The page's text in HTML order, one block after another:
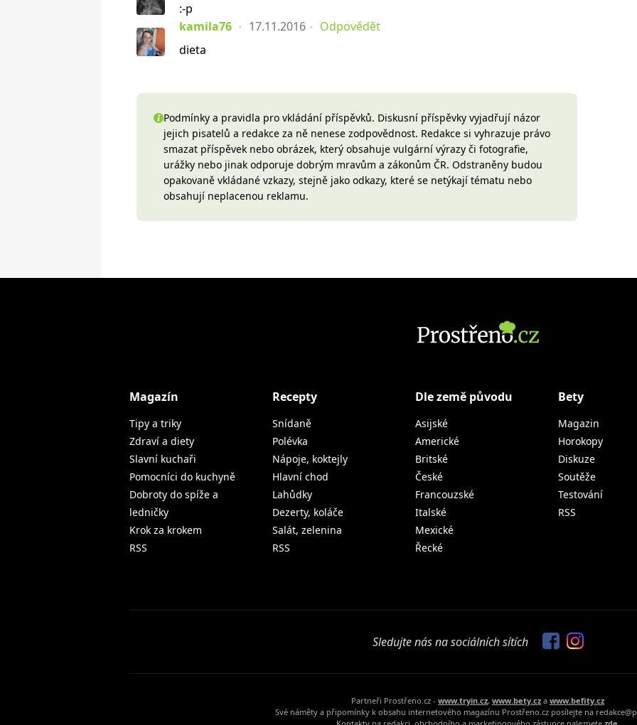
:-p
kamila76
17.11.2016
Odpovědět
dieta
Podmínky a pravidla pro vkládání příspěvků. Diskusní příspěvky vyjadřují názor
jejich pisatelů a redakce za ně nenese zodpovědnost. Redakce si vyhrazuje právo
smazat příspěvek nebo obrázek, který obsahuje vulgární výrazy či fotografie,
urážky nebo jinak odporuje dobrým mravům a zákonům ČR. Odstraněny budou
opakovaně vkládané vzkazy, stejně jako odkazy, které se netýkají tématu nebo
obsahují neplacenou reklamu.
Magazín
Tipy a triky
Zdraví a diety
Slavní kuchaři
Pomocníci do kuchyně
Dobroty do spíže a
ledničky
Krok za krokem
RSS
Recepty
Snídaně
Polévka
Nápoje, koktejly
Hlavní chod
Lahůdky
Dezerty, koláče
Salát, zelenina
RSS
Dle země původu
Asijské
Americké
Britské
České
Francouzské
Italské
Mexické
Řecké
Bety
Magazin
Horokopy
Diskuze
Soutěže
Testování
RSS
Sledujte nás na sociálních sítích
Partneři Prostřeno.cz - www.tryin.cz, www.bety.cz a www.befity.cz
Své náměty a připomínky k obsahu internetového magazínu Prostřeno.cz posílejte na